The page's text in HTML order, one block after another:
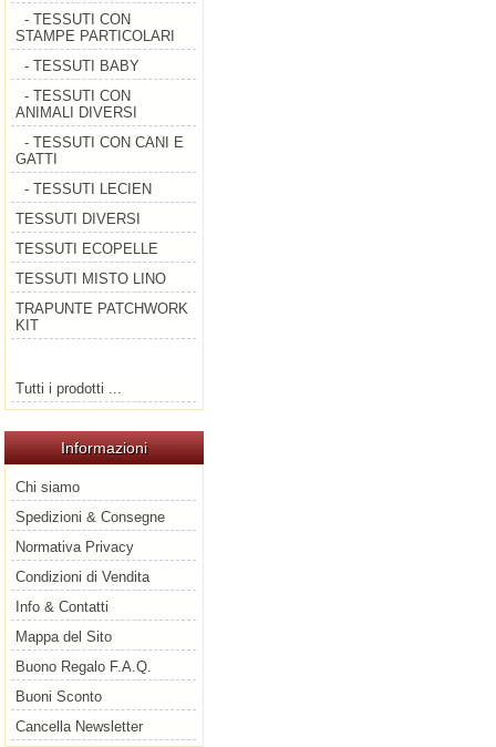
- TESSUTI CON
STAMPE PARTICOLARI
- TESSUTI BABY
- TESSUTI CON
ANIMALI DIVERSI
- TESSUTI CON CANI E
GATTI
- TESSUTI LECIEN
TESSUTI DIVERSI
TESSUTI ECOPELLE
TESSUTI MISTO LINO
TRAPUNTE PATCHWORK
KIT
Tutti i prodotti ...
Informazioni
Chi siamo
Spedizioni & Consegne
Normativa Privacy
Condizioni di Vendita
Info & Contatti
Mappa del Sito
Buono Regalo F.A.Q.
Buoni Sconto
Cancella Newsletter